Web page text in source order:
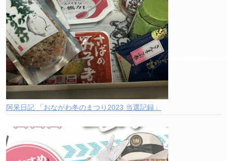
阿呆日記 「おながわ冬のまつり2023 当選記録」